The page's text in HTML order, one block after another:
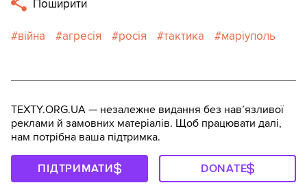
Поширити
війна агресія росія тактика маріуполь
TEXTY.ORG.UA — незалежне видання без навʼязливої
реклами й замовних матеріалів. Щоб працювати далі,
нам потрібна ваша підтримка.
ПІДТРИМАТИ DONATE